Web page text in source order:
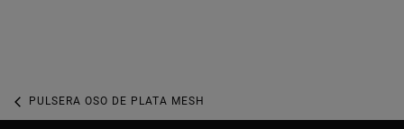
PULSERA OSO DE PLATA MESH